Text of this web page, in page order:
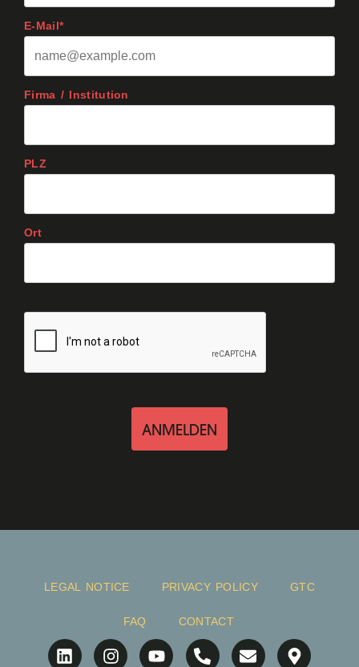
E-Mail*
Firma / Institution
PLZ
Ort
ANMELDEN
LEGAL NOTICE PRIVACY POLICY GTC
FAQ CONTACT